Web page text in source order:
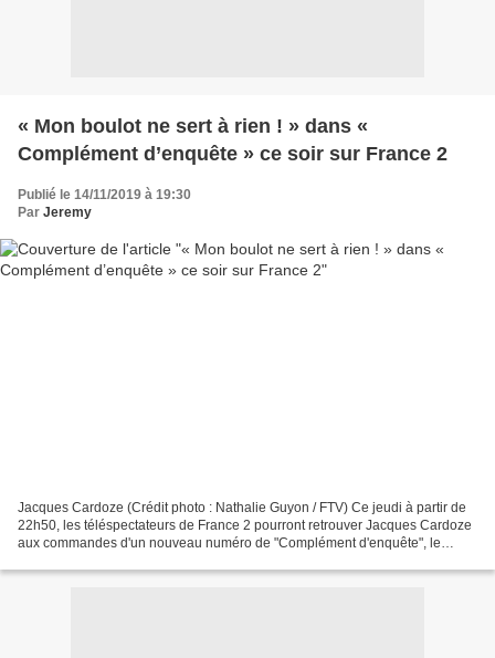
« Mon boulot ne sert à rien ! » dans «
Complément d’enquête » ce soir sur France 2
Publié le 14/11/2019 à 19:30
Par Jeremy
Jacques Cardoze (Crédit photo : Nathalie Guyon / FTV) Ce jeudi à partir de
22h50, les téléspectateurs de France 2 pourront retrouver Jacques Cardoze
aux commandes d'un nouveau numéro de "Complément d'enquête", le